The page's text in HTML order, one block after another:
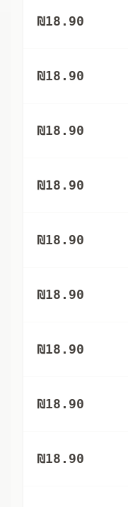
₪18.90
₪18.90
₪18.90
₪18.90
₪18.90
₪18.90
₪18.90
₪18.90
₪18.90